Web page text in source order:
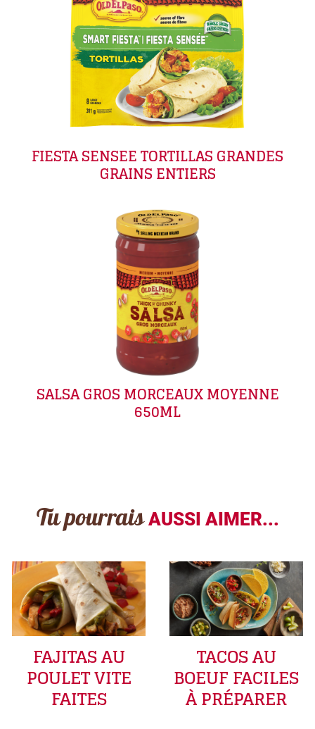
FIESTA SENSEE TORTILLAS GRANDES
GRAINS ENTIERS
SALSA GROS MORCEAUX MOYENNE
650ML
Tu pourrais AUSSI AIMER...
FAJITAS AU
POULET VITE
FAITES
TACOS AU
BOEUF FACILES
À PRÉPARER